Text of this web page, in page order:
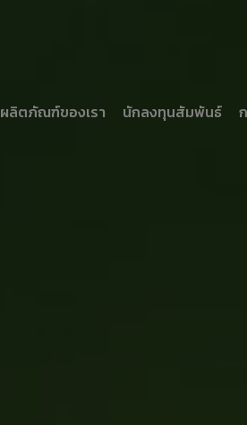
ผลิตภัณฑ์ของเรา นักลงทุนสัมพันธ์